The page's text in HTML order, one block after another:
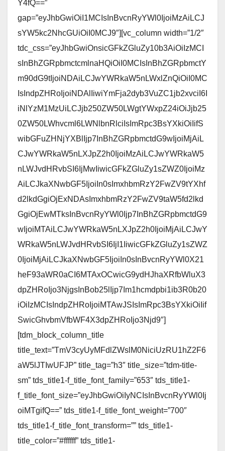
Y4fQ==”
gap=”eyJhbGwiOiI1MCIsInBvcnRyYWl0IjoiMzAiLCJ
sYW5kc2NhcGUiOiI0MCJ9″][vc_column width=”1/2″
tdc_css=”eyJhbGwiOnsicGFkZGluZy10b3AiOiIzMCI
sInBhZGRpbmctcmlnaHQiOiI0MCIsInBhZGRpbmctY
m90dG9tIjoiNDAiLCJwYWRkaW5nLWxlZnQiOiI0MC
IsIndpZHRoIjoiNDAlIiwiYmFja2dyb3VuZC1jb2xvciI6I
iNlYzM1MzUiLCJjb250ZW50LWgtYWxpZ24iOiJjb25
0ZW50LWhvcml6LWNlbnRlciIsImRpc3BsYXkiOiIifS
wibGFuZHNjYXBlIjp7InBhZGRpbmctdG9wIjoiMjAiL
CJwYWRkaW5nLXJpZ2h0IjoiMzAiLCJwYWRkaW5
nLWJvdHRvbSI6IjMwIiwicGFkZGluZy1sZWZ0IjoiMz
AiLCJkaXNwbGF5IjoiIn0sImxhbmRzY2FwZV9tYXhf
d2lkdGgiOjExNDAsImxhbmRzY2FwZV9taW5fd2lkd
GgiOjEwMTksInBvcnRyYWl0Ijp7InBhZGRpbmctdG9
wIjoiMTAiLCJwYWRkaW5nLXJpZ2h0IjoiMjAiLCJwY
WRkaW5nLWJvdHRvbSI6IjI1IiwicGFkZGluZy1sZWZ
0IjoiMjAiLCJkaXNwbGF5IjoiIn0sInBvcnRyYWl0X21
heF93aWR0aCI6MTAxOCwicG9ydHJhaXRfbWluX3
dpZHRoIjo3NjgsInBob25lIjp7Im1hcmdpbi1ib3R0b20
iOiIzMCIsIndpZHRoIjoiMTAwJSIsImRpc3BsYXkiOiIif
SwicGhvbmVfbWF4X3dpZHRoIjo3Njd9″]
[tdm_block_column_title
title_text=”TmV3cyUyMFdlZWslM0NiciUzRU1hZ2F6
aW5lJTIwUFJP” title_tag=”h3″ title_size=”tdm-title-
sm” tds_title1-f_title_font_family=”653″ tds_title1-
f_title_font_size=”eyJhbGwiOiIyNCIsInBvcnRyYWl0Ij
oiMTgifQ==” tds_title1-f_title_font_weight=”700″
tds_title1-f_title_font_transform=”” tds_title1-
title_color=”#ffffff” tds_title1-